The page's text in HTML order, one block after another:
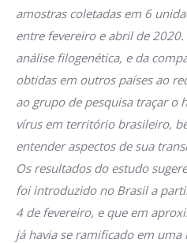
amostras coletadas em 6
entre fevereiro e abril de
análise filogenética, e da
obtidas em outros países ao
ao grupo de pesquisa traçar o
vírus em território brasileiro,
entender aspectos de sua
Os resultados do estudo
foi introduzido no Brasil a
4 de fevereiro, e que em
já havia se ramificado em uma